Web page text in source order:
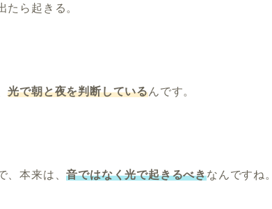
たら起きる。
光で朝と夜を判断しているんです。
、本来は、音ではなく光で起きるべきなんですね。